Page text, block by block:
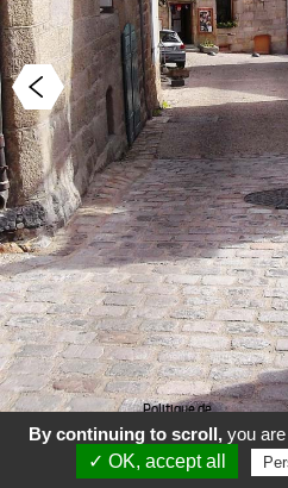
Politique de
Conditions Générales de
Vente
By continuing to scroll, you
✓ OK, accept all